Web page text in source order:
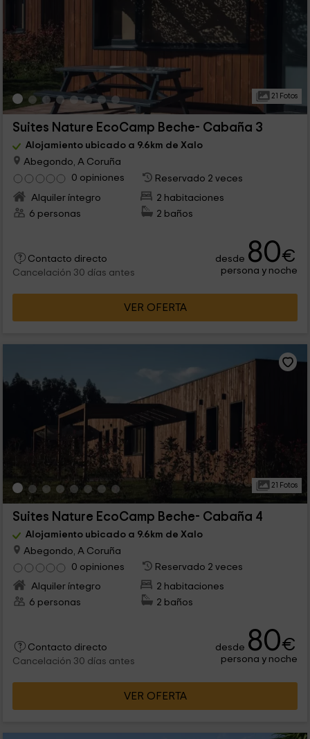
21 Fotos
Suites Nature EcoCamp Beche- Cabaña 3
Alojamiento ubicado a 9.6km de Xalo
Abegondo, A Coruña
0 opiniones
Reservado 2 veces
Alquiler íntegro
2 habitaciones
6 personas
2 baños
Contacto directo
Cancelación 30 días antes
desde 80€
persona y noche
VER OFERTA
21 Fotos
Suites Nature EcoCamp Beche- Cabaña 4
Alojamiento ubicado a 9.6km de Xalo
Abegondo, A Coruña
0 opiniones
Reservado 2 veces
Alquiler íntegro
2 habitaciones
6 personas
2 baños
Contacto directo
Cancelación 30 días antes
desde 80€
persona y noche
VER OFERTA